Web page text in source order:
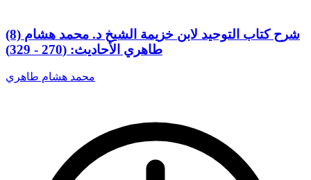
(8) شرح كتاب التوحيد لابن خزيمة الشيخ د. محمد هشام
طاهري الأحاديث: (270 - 329)
محمد هشام طاهري